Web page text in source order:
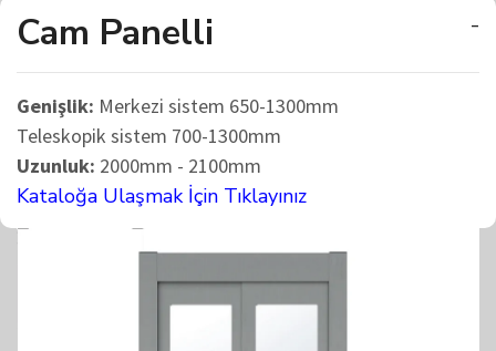
Cam Panelli -
Genişlik: Merkezi sistem 650-1300mm
Teleskopik sistem 700-1300mm
Uzunluk: 2000mm - 2100mm
Kataloğa Ulaşmak İçin Tıklayınız